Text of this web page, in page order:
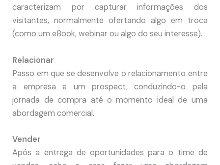
caracterizam por capturar informações dos
visitantes, normalmente ofertando algo em troca
(como um eBook, webinar ou algo do seu interesse).
Relacionar
Passo em que se desenvolve o relacionamento entre
a empresa e um prospect, conduzindo-o pela
jornada de compra até o momento ideal de uma
abordagem comercial.
Vender
Após a entrega de oportunidades para o time de